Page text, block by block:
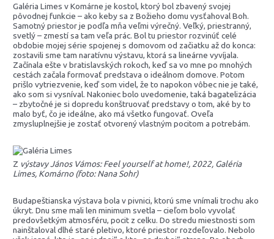
Galéria Limes v Komárne je kostol, ktorý bol zbavený svojej
pôvodnej funkcie – ako keby sa z Božieho domu vysťahoval Boh.
Samotný priestor je podľa mňa veľmi výrečný. Veľký, priestranný,
svetlý – zmestí sa tam veľa prác. Bol tu priestor rozvinúť celé
obdobie mojej série spojenej s domovom od začiatku až do konca:
zostavili sme tam naratívnu výstavu, ktorá sa lineárne vyvíjala.
Začínala ešte v bratislavských rokoch, keď sa vo mne po mnohých
cestách začala formovať predstava o ideálnom domove. Potom
prišlo vytriezvenie, keď som videl, že to napokon vôbec nie je také,
ako som si vysníval. Nakoniec bolo uvedomenie, taká bagatelizácia
– zbytočné je si dopredu konštruovať predstavy o tom, aké by to
malo byť, čo je ideálne, ako má všetko fungovať. Oveľa
zmysluplnejšie je zostať otvorený vlastným pocitom a potrebám.
Z výstavy János Vámos: Feel yourself at home!, 2022, Galéria
Limes, Komárno (foto: Nana Sohr)
Budapeštianska výstava bola v pivnici, ktorú sme vnímali trochu ako
úkryt. Dnu sme mali len minimum svetla – cieľom bolo vyvolať
predovšetkým atmosféru, pocit z celku. Do stredu miestnosti som
nainštaloval dlhé staré pletivo, ktoré priestor rozdeľovalo. Nebolo